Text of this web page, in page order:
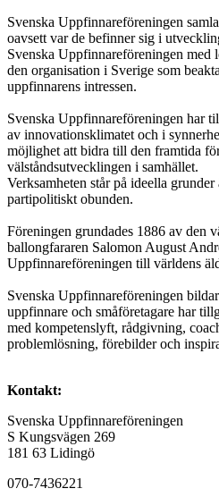
Svenska Uppfinnareföreningen
oavsett var de befinner sig i
Svenska Uppfinnareföreningen med
den organisation i Sverige som
uppfinnarens intressen.
Svenska Uppfinnareföreningen har
av innovationsklimatet och i
möjlighet att bidra till den framtida
välståndsutvecklingen i samhället.
Verksamheten står på ideella
partipolitiskt obunden.
Föreningen grundades 1886 av den
ballongfararen Salomon August
Uppfinnareföreningen till världens
Svenska Uppfinnareföreningen
uppfinnare och småföretagare har
med kompetenslyft, rådgivning,
problemlösning, förebilder och
Kontakt:
Svenska Uppfinnareföreningen
S Kungsvägen 269
181 63 Lidingö
070-7436221